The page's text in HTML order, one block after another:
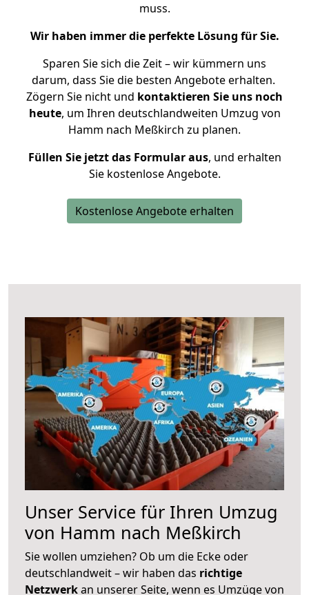
muss.
Wir haben immer die perfekte Lösung für Sie.
Sparen Sie sich die Zeit – wir kümmern uns
darum, dass Sie die besten Angebote erhalten.
Zögern Sie nicht und kontaktieren Sie uns noch
heute, um Ihren deutschlandweiten Umzug von
Hamm nach Meßkirch zu planen.
Füllen Sie jetzt das Formular aus, und erhalten
Sie kostenlose Angebote.
Kostenlose Angebote erhalten
Unser Service für Ihren Umzug
von Hamm nach Meßkirch
Sie wollen umziehen? Ob um die Ecke oder
deutschlandweit – wir haben das richtige
Netzwerkan unserer Seite, wenn es Umzüge von